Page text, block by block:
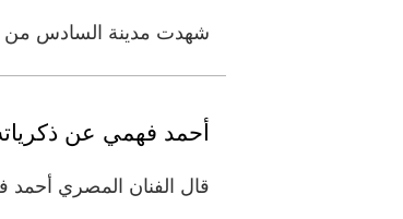
شهدت مدينة السادس من
أحمد فهمي عن
قال الفنان المصري أحمد